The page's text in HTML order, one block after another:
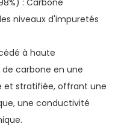
: Carbone
niveaux d'impuretés
à haute
carbone en une
et stratifiée, offrant une
une conductivité